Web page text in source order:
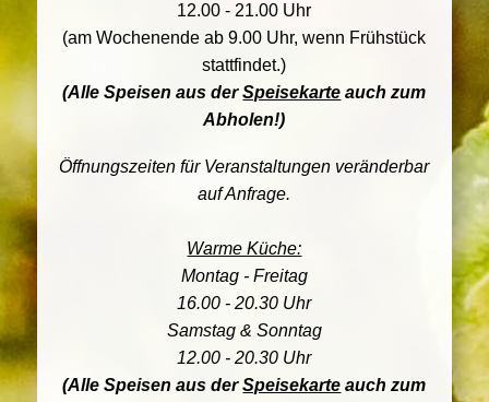
12.00 - 21.00 Uhr
(am Wochenende ab 9.00 Uhr, wenn Frühstück
stattfindet.)
(Alle Speisen aus derSpeisekarte auch zum
Abholen!)
Öffnungszeiten für Veranstaltungen veränderbar
auf Anfrage.
Warme Küche:
Montag - Freitag
16.00 - 20.30 Uhr
Samstag & Sonntag
12.00 - 20.30 Uhr
(Alle Speisen aus derSpeisekarte auch zum